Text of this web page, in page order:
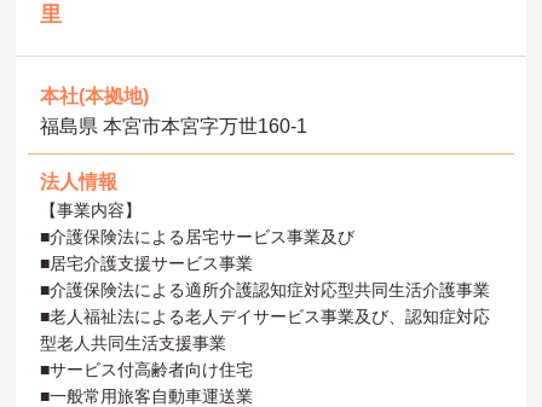
里
本社(本拠地)
福島県 本宮市本宮字万世160-1
法人情報
【事業内容】
■介護保険法による居宅サービス事業及び
■居宅介護支援サービス事業
■介護保険法による適所介護認知症対応型共同生活介護事業
■老人福祉法による老人デイサービス事業及び、認知症対応
型老人共同生活支援事業
■サービス付高齢者向け住宅
■一般常用旅客自動車運送業